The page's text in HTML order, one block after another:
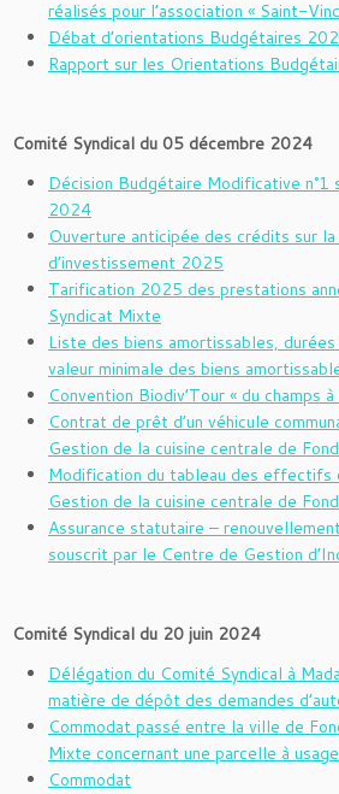
réalisés pour l’association « Saint-
Débat d’orientations Budgétaires
Rapport sur les Orientations
Comité Syndical du 05 décembre 2024
Décision Budgétaire Modificative
2024
Ouverture anticipée des crédits sur
d’investissement 2025
Tarification 2025 des prestations
Syndicat Mixte
Liste des biens amortissables,
valeur minimale des biens
Convention Biodiv’Tour « du champs
Contrat de prêt d’un véhicule
Gestion de la cuisine centrale de
Modification du tableau des effectifs
Gestion de la cuisine centrale de
Assurance statutaire –
souscrit par le Centre de Gestion
Comité Syndical du 20 juin 2024
Délégation du Comité Syndical à
matière de dépôt des demandes
Commodat passé entre la ville de
Mixte concernant une parcelle à
Commodat